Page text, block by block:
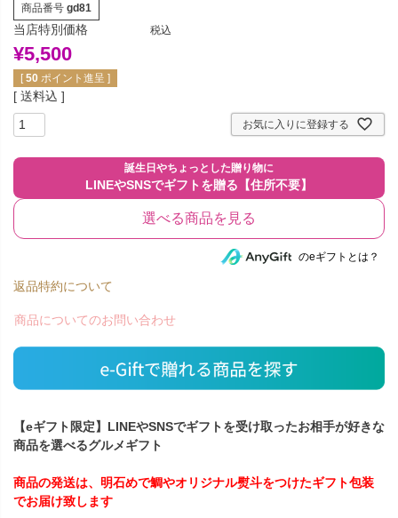
商品番号 gd81
当店特別価格
¥5,500
税込
[ 50 ポイント進呈 ]
送料込
お気に入りに登録する
選べる商品を見る
のeギフトとは？
返品特約について
商品についてのお問い合わせ
【eギフト限定】LINEやSNSでギフトを受け取ったお相手が好きな
商品を選べるグルメギフト
商品の発送は、明石めで鯛やオリジナル熨斗をつけたギフト包装
でお届け致します